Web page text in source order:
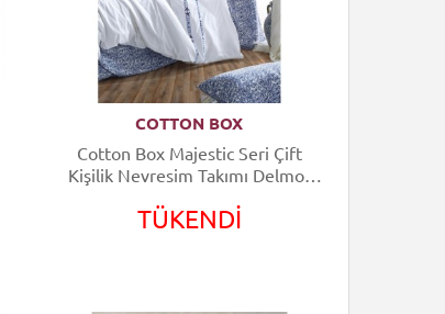
COTTON BOX
Cotton Box Majestic Seri Çift
Kişilik Nevresim Takımı Delmor
TÜKENDİ